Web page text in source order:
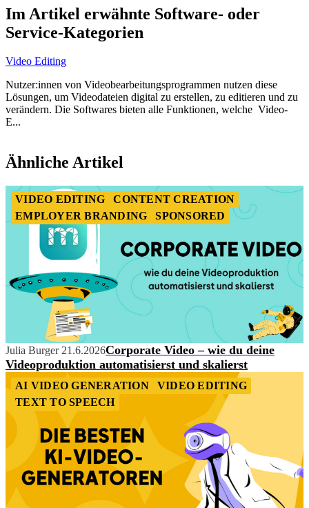
1
of
5
Im Artikel erwähnte Software- oder
Service-Kategorien
Video Editing
Nutzer:innen von Videobearbeitungsprogrammen nutzen diese
Lösungen, um Videodateien digital zu erstellen, zu editieren und zu
verändern. Die Softwares bieten alle Funktionen, welche Video-
E...
1
of
Ähnliche Artikel
VIDEO EDITING
CONTENT CREATION
EMPLOYER BRANDING
SPONSORED
Julia Burger 21.6.2026Corporate Video – wie du deine
Videoproduktion automatisierst und skalierst
AI VIDEO GENERATION
VIDEO EDITING
TEXT TO SPEECH